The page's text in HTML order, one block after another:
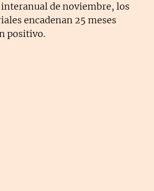
de noviembre, los
encadenan 25 meses
positivo.